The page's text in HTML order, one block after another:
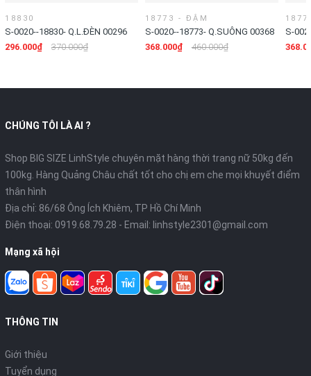
18830
S-0020--18830- Q.L.ĐÈN 00296
296.000₫
370.000₫
18773 - ĐẬM
S-0020--18773- Q.SUÔNG 00368
- ĐẬM
368.000₫ 460.000₫
S-
-
CHÚNG TÔI LÀ AI ?
Shop BIG SIZE LinhStyle chuyên mặt hàng thời trang nữ 50kg đến
100kg. Hàng Quảng Châu chất tốt cho chị em che mọi khuyết điểm
thân hình
Địa chỉ: 86/68 Ông Ích Khiêm, TP Hồ Chí Minh
Điện thoại: 0919.68.79.28 - Email: linhstyle2301@gmail.com
Mạng xã hội
THÔNG TIN
Giới thiệu
Tuyển dụng